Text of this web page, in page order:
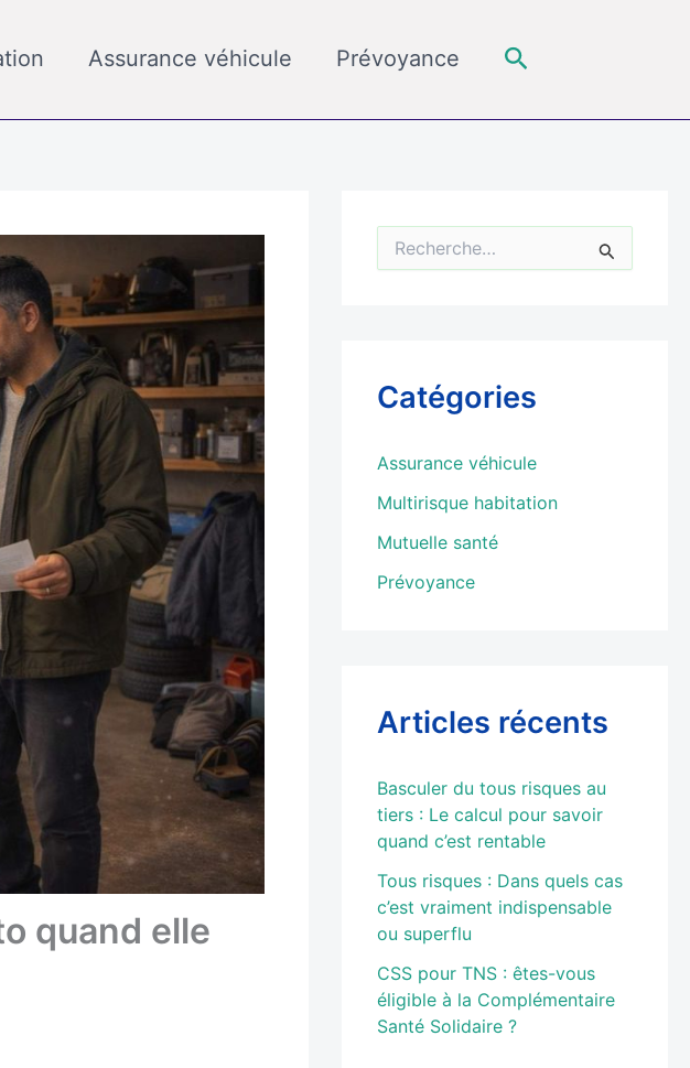
Assurance véhicule Prévoyance Rechercher
quand elle
e
h
Catégories
Assurance véhicule
Multirisque habitation
Mutuelle santé
Prévoyance
Articles récents
Basculer du tous risques au
tiers : Le calcul pour savoir
quand c’est rentable
Tous risques : Dans quels cas
c’est vraiment indispensable
ou superflu
CSS pour TNS : êtes-vous
éligible à la Complémentaire
Santé Solidaire ?